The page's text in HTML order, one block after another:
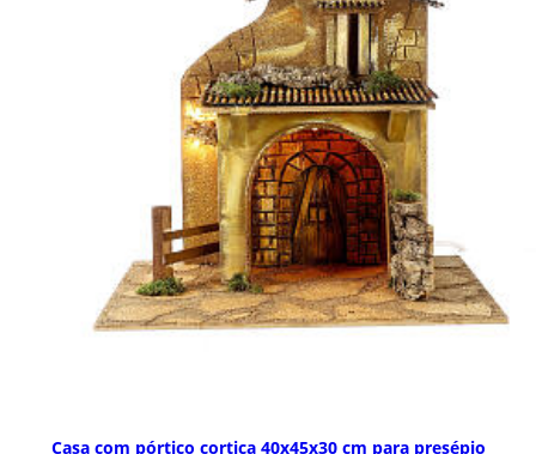
Casa com pórtico cortiça 40x45x30 cm para presépio